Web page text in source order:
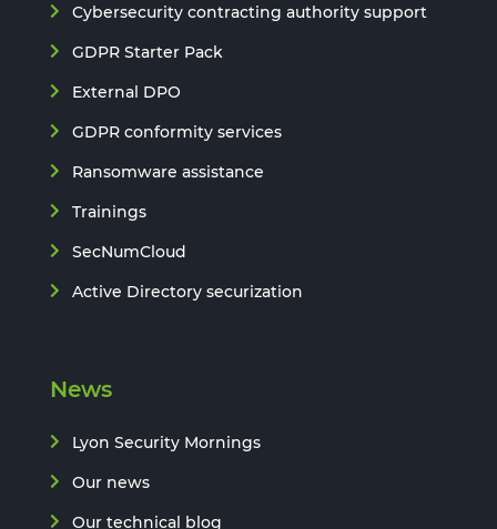
Cybersecurity contracting authority support
GDPR Starter Pack
External DPO
GDPR conformity services
Ransomware assistance
Trainings
SecNumCloud
Active Directory securization
News
Lyon Security Mornings
Our news
Our technical blog